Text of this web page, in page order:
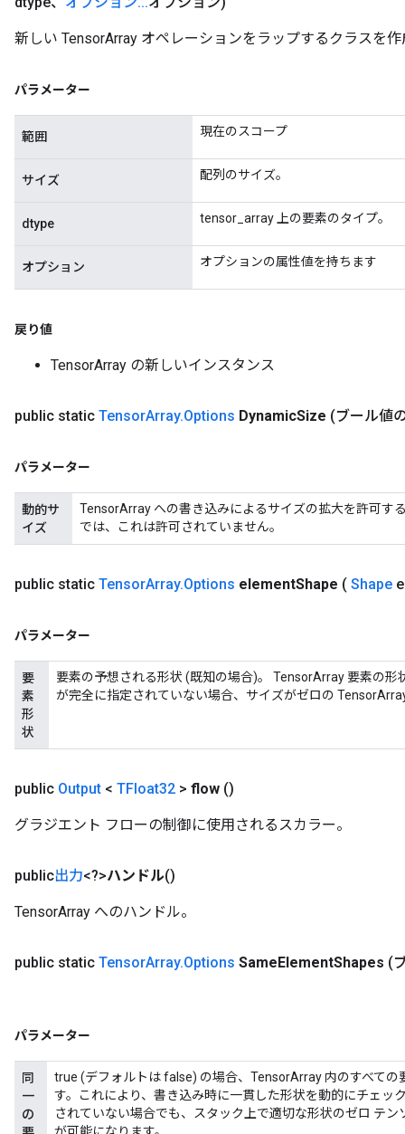
新しい TensorArray オペレーションをラップするクラスを
パラメーター
範囲 現在のスコープ
サイズ 配列のサイズ。
dtype tensor_array 上の要素のタイプ。
オプション オプションの属性値を持ちます
戻り値
TensorArray の新しいインスタンス
public static TensorArray.Options DynamicSize (ブール値
パラメーター
動的サ
イズ
TensorArray への書き込みによるサイズの拡大を許可す
では、これは許可されていません。
public static TensorArray.Options elementShape ( Shape
パラメーター
要
素
形
状
要素の予想される形状 (既知の場合)。 TensorArray 要素の
が完全に指定されていない場合、サイズがゼロの
public Output < TFloat32 > flow ()
グラジエント フローの制御に使用されるスカラー。
public出力<?>ハンドル()
TensorArray へのハンドル。
public static TensorArray.Options SameElementShapes (
パラメーター
同
一
の
true (デフォルトは false) の場合、TensorArray 内のすべて
す。これにより、書き込み時に一貫した形状を動的にチェッ
されていない場合でも、スタック上で適切な形状のゼロ テ